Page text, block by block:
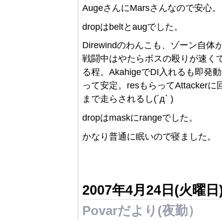
AugeさんにMarsさんなので安心。
dropはbeltとaugでした。
Direwindのわんこも、ゾーン自体
戦闘中はやたらボスの殴りが速く
る程。AkahigeでDI入れるも即発
って安定。resもらってAttackerに
まで走らされるし(´д` )
dropはmaskにrangeでした。
かなり普通に眠いので寝ました。
2007年4月24日(火曜日
Povarだより(夜勤）